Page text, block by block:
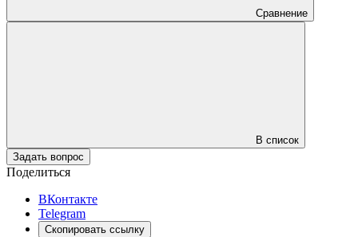
Сравнение
В список
Задать вопрос
Поделиться
ВКонтакте
Telegram
Скопировать ссылку